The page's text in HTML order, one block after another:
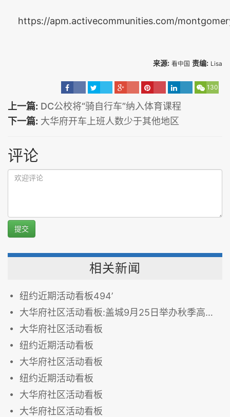
https://apm.activecommunities.com/
来源: 看中国 责编: Lisa
130
上一篇: DC公校将“骑自行车”纳入体育课程
下一篇: 大华府开车上班人数少于其他地区
评论
提交
相关新闻
纽约近期活动看板494’
大华府社区活动看板:盖城9月25日举办秋季高尔夫精英赛
大华府社区活动看板
纽约近期活动看板
大华府社区活动看板
纽约近期活动看板
大华府社区活动看板
大华府社区活动看板